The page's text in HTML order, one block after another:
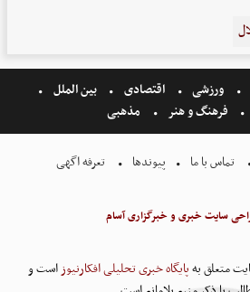
ورزشی اقتصادی
بین الملل
فرهنگ و هنر مذهبی
تماس با ما پیوندها تعرفه اگهی
سایت خبری و خبرگزاری آسام
متعلق بهپایگاه خبری تحلیلی افکارنیوزاست و